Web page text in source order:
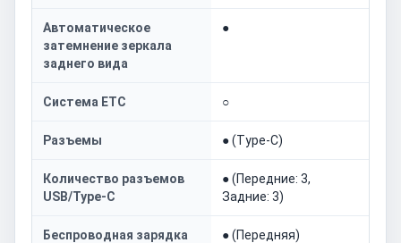
Автоматическое
затемнение зеркала
заднего вида
●
Система ETC ○
Разъемы ● (Type-C)
Количество разъемов
USB/Type-C
● (Передние: 3,
Задние: 3)
Беспроводная зарядка
● (Передняя)